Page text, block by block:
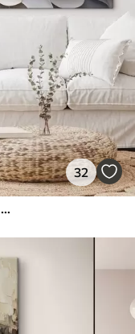
32
Abstracte bloemblaadjes, geïnspireerd op de schilderkunst